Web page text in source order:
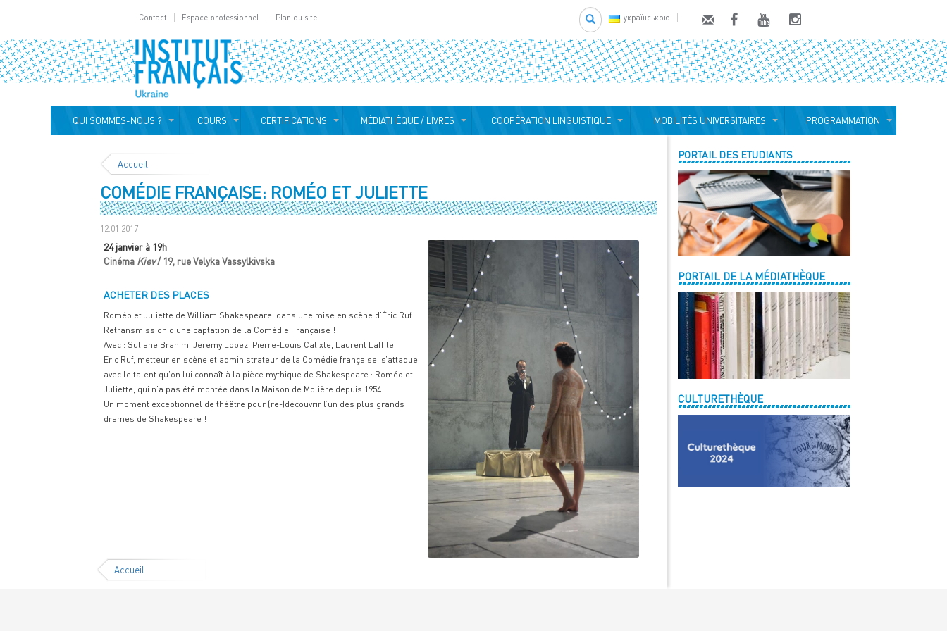
Contact Espace professionnel Plan du site українською
Search
QUI SOMMES-NOUS ? COURS CERTIFICATIONS MÉDIATHÈQUE / LIVRES COOPÉRATION LINGUISTIQUE MOBILITÉS UNIVERSITAIRES PROGRAMMATION
Accueil
COMÉDIE FRANÇAISE: ROMÉO ET JULIETTE
12.01.2017
24 janvier à 19h
Cinéma Kiev/ 19, rue Velyka Vassylkivska
ACHETER DES PLACES
Roméo et Juliette de William Shakespeare dans une mise en scène d’Éric Ruf.
Retransmission d’une captation de la Comédie Française !
Avec : Suliane Brahim, Jeremy Lopez, Pierre-Louis Calixte, Laurent Laffite
Eric Ruf, metteur en scène et administrateur de la Comédie française, s’attaque
avec le talent qu’on lui connaît à la pièce mythique de Shakespeare : Roméo et
Juliette, qui n’a pas été montée dans la Maison de Molière depuis 1954.
Un moment exceptionnel de théâtre pour (re-)découvrir l’un des plus grands
drames de Shakespeare !
Accueil
PORTAIL DES ETUDIANTS
PORTAIL DE LA MÉDIATHÈQUE
CULTURETHÈQUE